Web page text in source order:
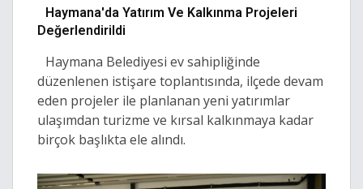
Haymana'da Yatırım Ve Kalkınma Projeleri
Değerlendirildi
Haymana Belediyesi ev sahipliğinde
düzenlenen istişare toplantısında, ilçede devam
eden projeler ile planlanan yeni yatırımlar
ulaşımdan turizme ve kırsal kalkınmaya kadar
birçok başlıkta ele alındı.